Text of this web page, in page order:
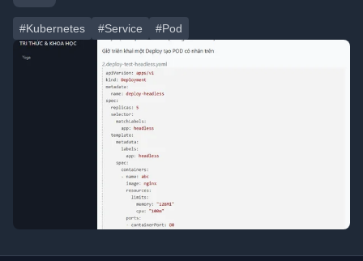
#Kubernetes #Service #Pod